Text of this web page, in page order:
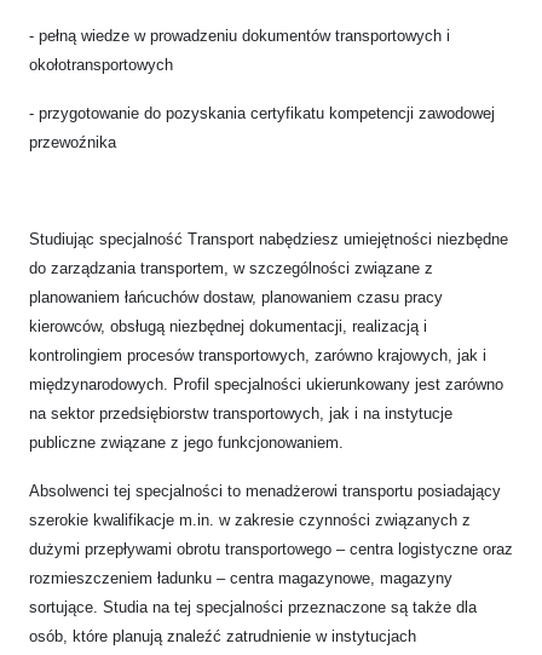
- pełną wiedze w prowadzeniu dokumentów transportowych i
okołotransportowych
- przygotowanie do pozyskania certyfikatu kompetencji zawodowej
przewoźnika
Studiując specjalność Transport nabędziesz umiejętności niezbędne
do zarządzania transportem, w szczególności związane z
planowaniem łańcuchów dostaw, planowaniem czasu pracy
kierowców, obsługą niezbędnej dokumentacji, realizacją i
kontrolingiem procesów transportowych, zarówno krajowych, jak i
międzynarodowych. Profil specjalności ukierunkowany jest zarówno
na sektor przedsiębiorstw transportowych, jak i na instytucje
publiczne związane z jego funkcjonowaniem.
Absolwenci tej specjalności to menadżerowi transportu posiadający
szerokie kwalifikacje m.in. w zakresie czynności związanych z
dużymi przepływami obrotu transportowego – centra logistyczne oraz
rozmieszczeniem ładunku – centra magazynowe, magazyny
sortujące. Studia na tej specjalności przeznaczone są także dla
osób, które planują znaleźć zatrudnienie w instytucjach